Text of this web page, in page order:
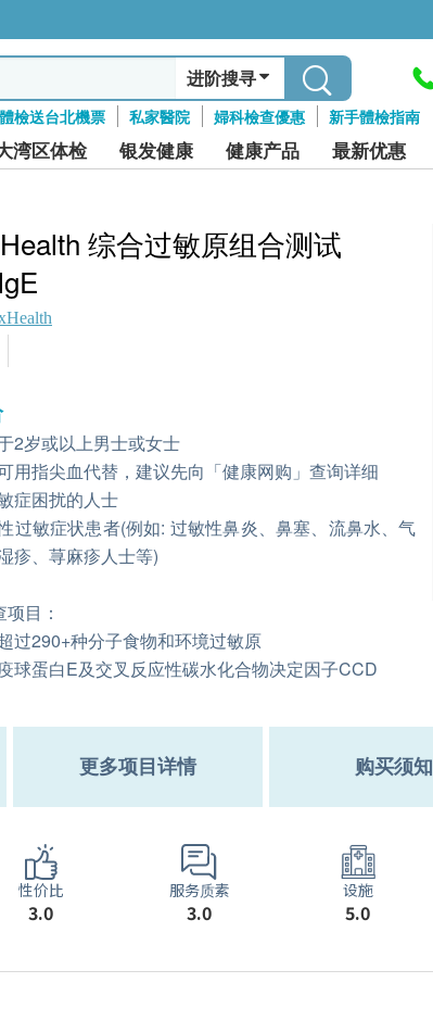
进阶搜寻
體檢送台北機票 私家醫院 婦科檢查優惠 新手體檢指南
湾区体检 银发健康 健康产品 最新优惠
综合过敏原组合测试
2岁或以上男士或女士
用指尖血代替，建议先向「健康网购」查询详细
症困扰的人士
过敏症状患者(例如: 过敏性鼻炎、鼻塞、流鼻水、气
疹、荨麻疹人士等)
目：
过290+种分子食物和环境过敏原
球蛋白E及交叉反应性碳水化合物决定因子CCD
更多项目详情 购买须知
性价比
3.0
服务质素
3.0
设施
5.0